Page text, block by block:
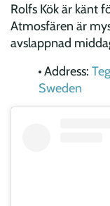
Rolfs Kök är känt
Atmosfären är
avslappnad
Address:
Sweden